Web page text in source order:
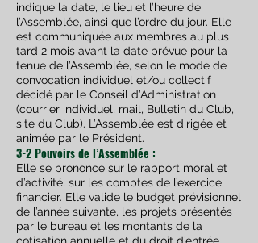
indique la date, le lieu et l’heure de
l’Assemblée, ainsi que l’ordre du jour. Elle
est communiquée aux membres au plus
tard 2 mois avant la date prévue pour la
tenue de l’Assemblée, selon le mode de
convocation individuel et/ou collectif
décidé par le Conseil d’Administration
(courrier individuel, mail, Bulletin du Club,
site du Club). L’Assemblée est dirigée et
animée par le Président.
3-2 Pouvoirs de l’Assemblée :
Elle se prononce sur le rapport moral et
d’activité, sur les comptes de l’exercice
financier. Elle valide le budget prévisionnel
de l’année suivante, les projets présentés
par le bureau et les montants de la